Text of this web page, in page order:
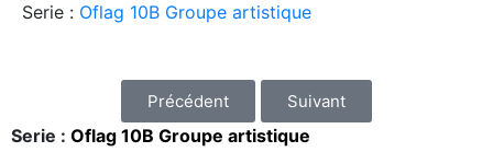
Serie : Oflag 10B Groupe artistique
Précédent Suivant
Serie : Oflag 10B Groupe artistique